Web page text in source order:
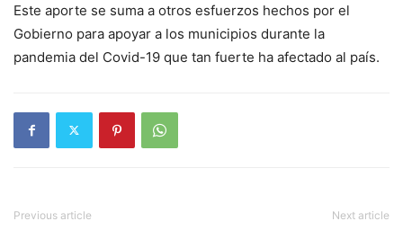
Este aporte se suma a otros esfuerzos hechos por el
Gobierno para apoyar a los municipios durante la
pandemia del Covid-19 que tan fuerte ha afectado al país.
Previous article Next article